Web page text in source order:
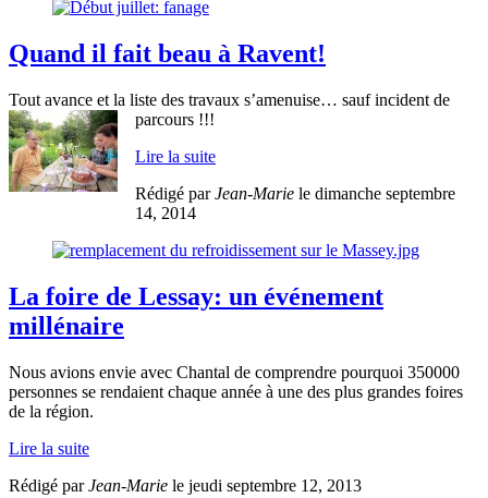
Quand il fait beau à Ravent!
Tout avance et la liste des travaux s’amenuise… sauf incident de
parcours !!!
Lire la suite
Rédigé parJean-Marie le dimanche septembre
14, 2014
La foire de Lessay: un événement
millénaire
Nous avions envie avec Chantal de comprendre pourquoi 350000
personnes se rendaient chaque année à une des plus grandes foires
de la région.
Lire la suite
Rédigé parJean-Marie le jeudi septembre 12, 2013